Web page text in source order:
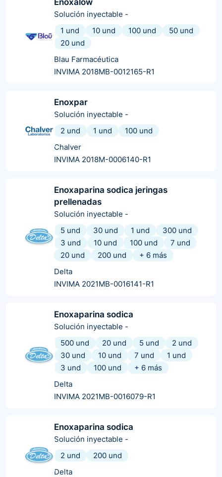
Solución inyectable -
1 und
10 und 100 und
50 und
20 und
Blau Farmacéutica
INVIMA 2018MB-0012165-R1
Enoxpar
Solución inyectable -
2 und
1 und
100 und
Chalver
INVIMA 2018M-0006140-R1
Enoxaparina sodica jeringas
prellenadas
Solución inyectable -
5 und
30 und 1 und
300 und
3 und
10 und 100 und
7 und
20 und
200 und + 6 más
Delta
INVIMA 2021MB-0016141-R1
Enoxaparina sodica
Solución inyectable -
500 und
20 und 5 und
2 und
30 und
10 und 7 und
1 und
3 und
100 und + 6 más
Delta
INVIMA 2021MB-0016079-R1
Enoxaparina sodica
Solución inyectable -
2 und
200 und
Delta